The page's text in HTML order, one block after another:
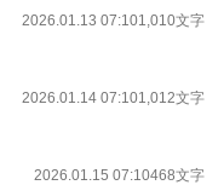
2026.01.13 07:101,010文字
2026.01.14 07:101,012文字
2026.01.15 07:10468文字